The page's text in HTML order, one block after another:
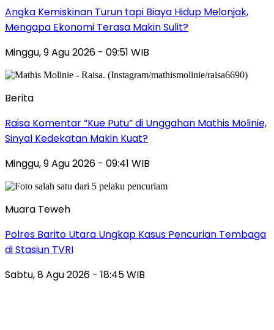
Angka Kemiskinan Turun tapi Biaya Hidup Melonjak,
Mengapa Ekonomi Terasa Makin Sulit?
Minggu, 9 Agu 2026 - 09:51 WIB
Berita
Raisa Komentar “Kue Putu” di Unggahan Mathis Molinie,
Sinyal Kedekatan Makin Kuat?
Minggu, 9 Agu 2026 - 09:41 WIB
Muara Teweh
Polres Barito Utara Ungkap Kasus Pencurian Tembaga
di Stasiun TVRI
Sabtu, 8 Agu 2026 - 18:45 WIB